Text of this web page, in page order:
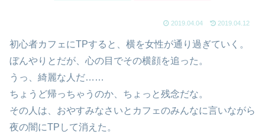
2019.04.04 2019.04.12
初心者カフェにTPすると、横を女性が通り過ぎていく。
ぼんやりとだが、心の目でその横顔を追った。
うっ、綺麗な人だ……
ちょうど帰っちゃうのか、ちょっと残念だな。
その人は、おやすみなさいとカフェのみんなに言いながら
夜の闇にTPして消えた。